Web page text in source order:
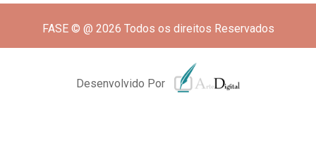
FASE © @ 2026 Todos os direitos Reservados
Desenvolvido Por